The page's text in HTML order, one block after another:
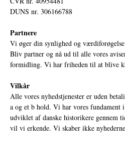
DUNS nr. 306166788
Partnere
Vi øger din synlighed og
Bliv partner og nå ud til alle vores
formidling. Vi har friheden til at blive
Vilkår
Alle vores nyhedstjenester er uden
a og et b hold. Vi har vores
udviklet af danske historikere gennem
vil vi erkende. Vi skaber ikke